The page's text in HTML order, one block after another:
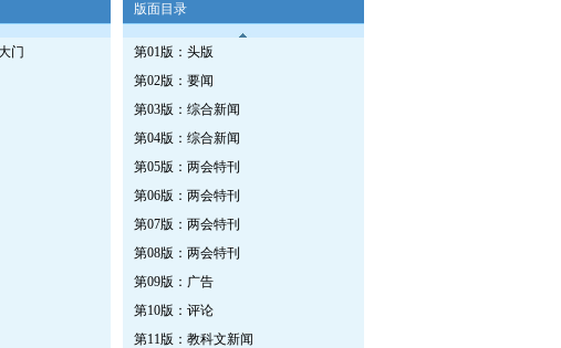
门
版面目录
第01版：头版
第02版：要闻
第03版：综合新闻
第04版：综合新闻
第05版：两会特刊
第06版：两会特刊
第07版：两会特刊
第08版：两会特刊
第09版：广告
第10版：评论
第11版：教科文新闻